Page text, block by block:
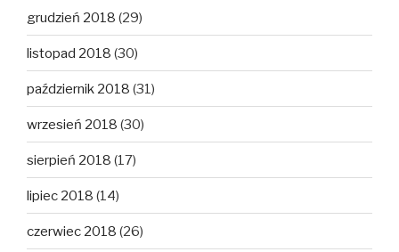
grudzień 2018 (29)
listopad 2018 (30)
październik 2018 (31)
wrzesień 2018 (30)
sierpień 2018 (17)
lipiec 2018 (14)
czerwiec 2018 (26)